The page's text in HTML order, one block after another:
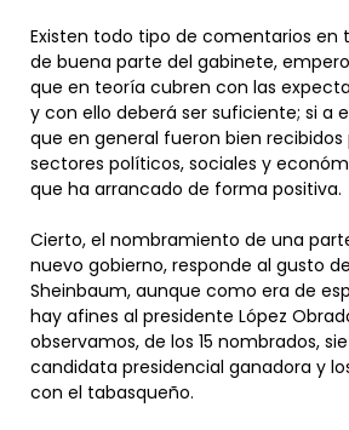
Existen todo tipo de comentarios en
de buena parte del gabinete,
que en teoría cubren con las
y con ello deberá ser suficiente; si a
que en general fueron bien recibidos
sectores políticos, sociales y
que ha arrancado de forma positiva.
Cierto, el nombramiento de una
nuevo gobierno, responde al gusto
Sheinbaum, aunque como era de
hay afines al presidente López
observamos, de los 15 nombrados,
candidata presidencial ganadora y
con el tabasqueño.